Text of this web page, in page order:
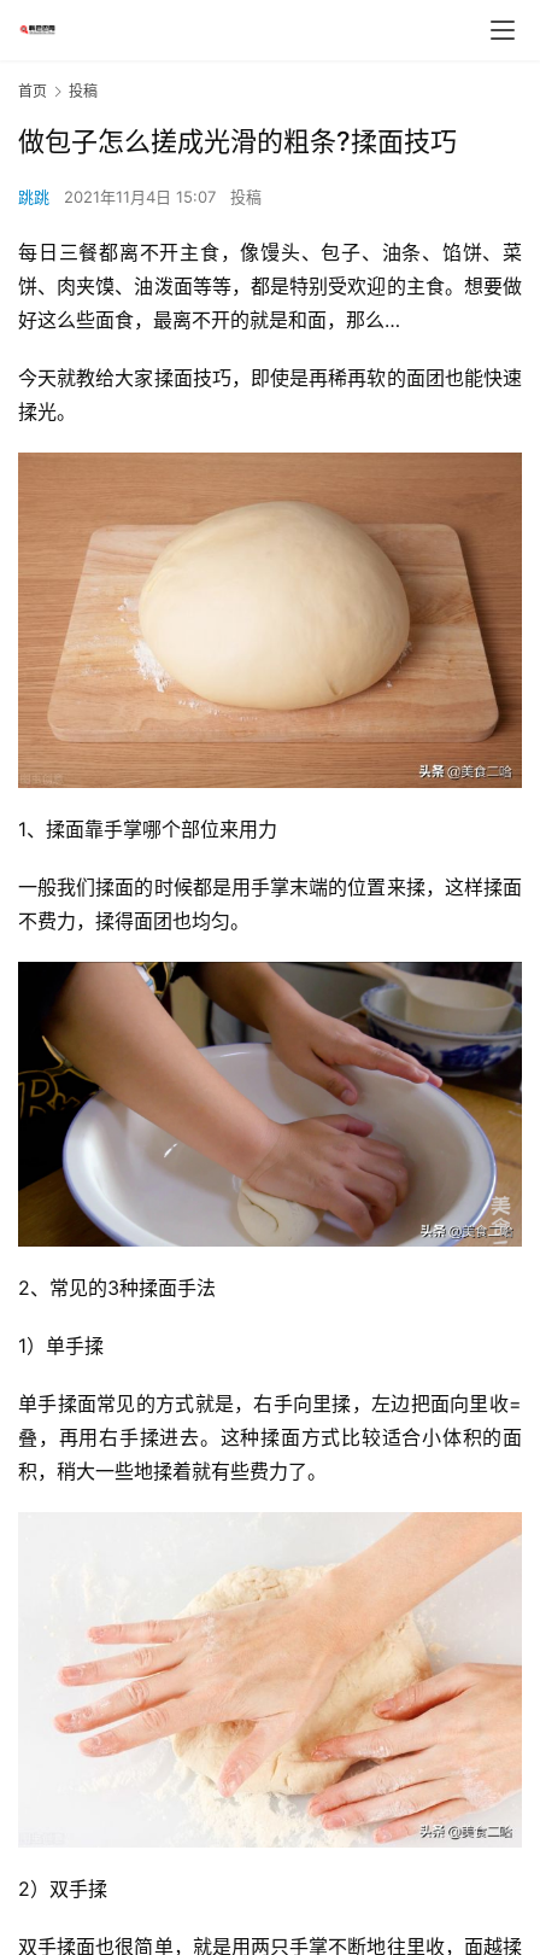
首页 投稿
做包子怎么搓成光滑的粗条?揉面技巧
跳跳 2021年11月4日 15:07 投稿
每日三餐都离不开主食，像馒头、包子、油条、馅饼、菜
饼、肉夹馍、油泼面等等，都是特别受欢迎的主食。想要做
好这么些面食，最离不开的就是和面，那么…
今天就教给大家揉面技巧，即使是再稀再软的面团也能快速
揉光。
1、揉面靠手掌哪个部位来用力
一般我们揉面的时候都是用手掌末端的位置来揉，这样揉面
不费力，揉得面团也均匀。
2、常见的3种揉面手法
1）单手揉
单手揉面常见的方式就是，右手向里揉，左边把面向里收=
叠，再用右手揉进去。这种揉面方式比较适合小体积的面
积，稍大一些地揉着就有些费力了。
2）双手揉
双手揉面也很简单，就是用两只手掌不断地往里收，面越揉